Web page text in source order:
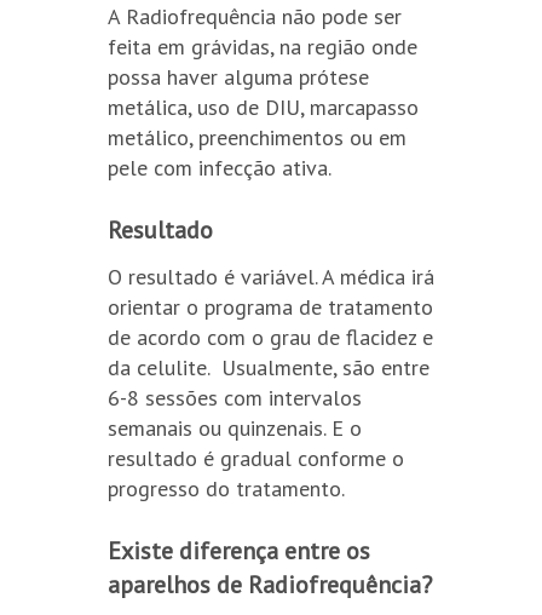
A Radiofrequência não pode ser
feita em grávidas, na região onde
possa haver alguma prótese
metálica, uso de DIU, marcapasso
metálico, preenchimentos ou em
pele com infecção ativa.
Resultado
O resultado é variável. A médica irá
orientar o programa de tratamento
de acordo com o grau de flacidez e
da celulite. Usualmente, são entre
6-8 sessões com intervalos
semanais ou quinzenais. E o
resultado é gradual conforme o
progresso do tratamento.
Existe diferença entre os
aparelhos de Radiofrequência?